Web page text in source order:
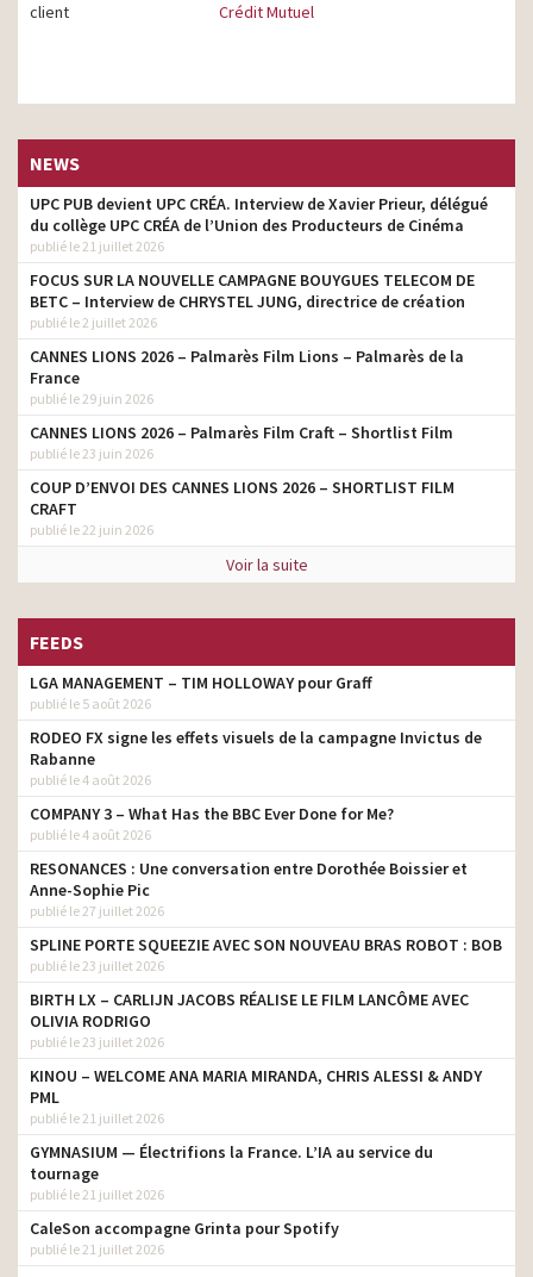
client Crédit Mutuel
NEWS
UPC PUB devient UPC CRÉA. Interview de Xavier Prieur, délégué
du collège UPC CRÉA de l’Union des Producteurs de Cinéma
publié le 21 juillet 2026
FOCUS SUR LA NOUVELLE CAMPAGNE BOUYGUES TELECOM DE
BETC – Interview de CHRYSTEL JUNG, directrice de création
publié le 2 juillet 2026
CANNES LIONS 2026 – Palmarès Film Lions – Palmarès de la
France
publié le 29 juin 2026
CANNES LIONS 2026 – Palmarès Film Craft – Shortlist Film
publié le 23 juin 2026
COUP D’ENVOI DES CANNES LIONS 2026 – SHORTLIST FILM
CRAFT
publié le 22 juin 2026
Voir la suite
FEEDS
LGA MANAGEMENT – TIM HOLLOWAY pour Graff
publié le 5 août 2026
RODEO FX signe les effets visuels de la campagne Invictus de
Rabanne
publié le 4 août 2026
COMPANY 3 – What Has the BBC Ever Done for Me?
publié le 4 août 2026
RESONANCES : Une conversation entre Dorothée Boissier et
Anne-Sophie Pic
publié le 27 juillet 2026
SPLINE PORTE SQUEEZIE AVEC SON NOUVEAU BRAS ROBOT : BOB
publié le 23 juillet 2026
BIRTH LX – CARLIJN JACOBS RÉALISE LE FILM LANCÔME AVEC
OLIVIA RODRIGO
publié le 23 juillet 2026
KINOU – WELCOME ANA MARIA MIRANDA, CHRIS ALESSI & ANDY
PML
publié le 21 juillet 2026
GYMNASIUM — Électrifions la France. L’IA au service du
tournage
publié le 21 juillet 2026
CaleSon accompagne Grinta pour Spotify
publié le 21 juillet 2026